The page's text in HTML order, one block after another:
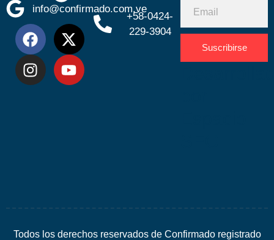
info@confirmado.com.ve
+58-0424-
229-3904
Suscribirse
Todos los derechos reservados de Confirmado registrado